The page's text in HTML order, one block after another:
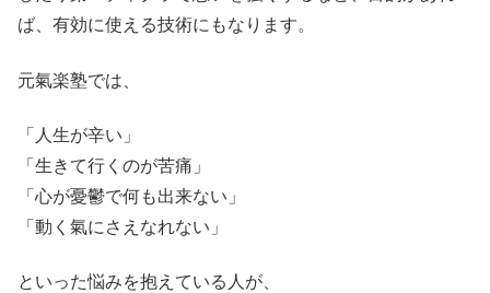
ば、有効に使える技術にもなります。
元氣楽塾では、
「人生が辛い」
「生きて行くのが苦痛」
「心が憂鬱で何も出来ない」
「動く氣にさえなれない」
といった悩みを抱えている人が、